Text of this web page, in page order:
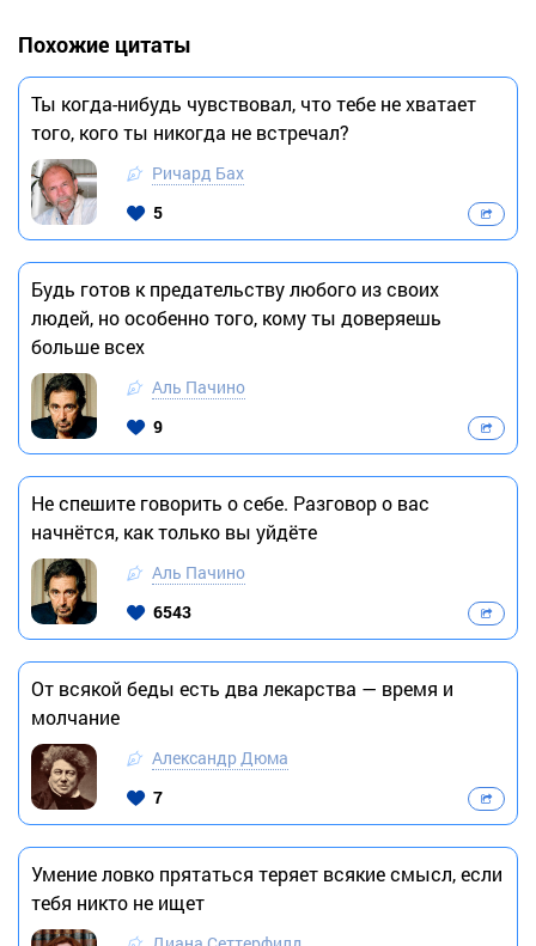
Похожие цитаты
Ты когда-нибудь чувствовал, что тебе не хватает
того, кого ты никогда не встречал?
Ричард Бах
5
Будь готов к предательству любого из своих
людей, но особенно того, кому ты доверяешь
больше всех
Аль Пачино
9
Не спешите говорить о себе. Разговор о вас
начнётся, как только вы уйдёте
Аль Пачино
6543
От всякой беды есть два лекарства — время и
молчание
Александр Дюма
7
Умение ловко прятаться теряет всякие смысл, если
тебя никто не ищет